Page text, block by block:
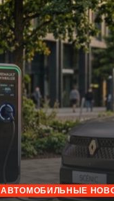
АВТОМОБИЛЬНЫЕ